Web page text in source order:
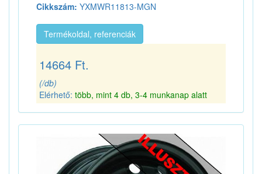
Cikkszám: YXMWR11813-MGN
Termékoldal, referenciák
14664 Ft.
(/db)
Elérhető: több, mint 4 db, 3-4 munkanap alatt